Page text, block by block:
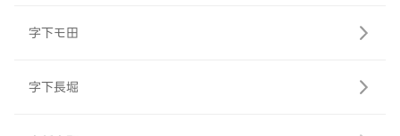
字下モ田
字下長堀